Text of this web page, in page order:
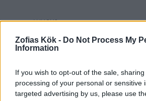
Zofias Kök - Do Not Process My
Information
If you wish to opt-out of the sale,
processing of your personal or sensitive
targeted advertising by us, please use